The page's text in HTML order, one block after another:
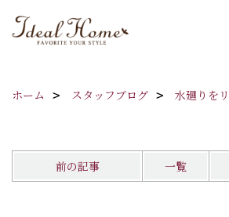
ホーム スタッフブログ 水廻りを
前の記事 一覧